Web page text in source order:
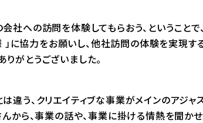
への訪問を体験してもらおう、ということで
に協力をお願いし、他社訪問の体験を実現す
がとうございました。
う、クリエイティブな事業がメインのアジャ
から、事業の話や、事業に掛ける情熱を聞か